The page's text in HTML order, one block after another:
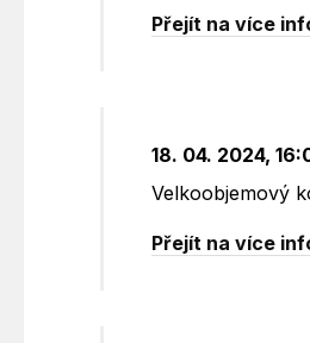
Přejít na více
18. 04. 2024,
Velkoobjemový
Přejít na více